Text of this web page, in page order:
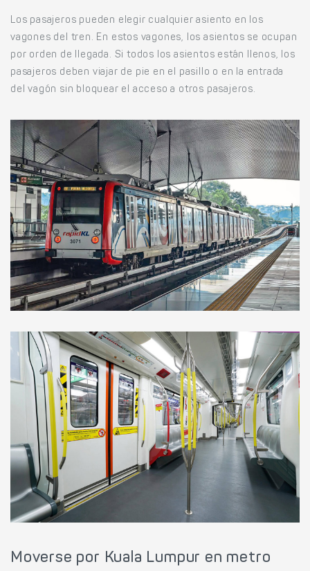
Los pasajeros pueden elegir cualquier asiento en los
vagones del tren. En estos vagones, los asientos se ocupan
por orden de llegada. Si todos los asientos están llenos, los
pasajeros deben viajar de pie en el pasillo o en la entrada
del vagón sin bloquear el acceso a otros pasajeros.
Moverse por Kuala Lumpur en metro